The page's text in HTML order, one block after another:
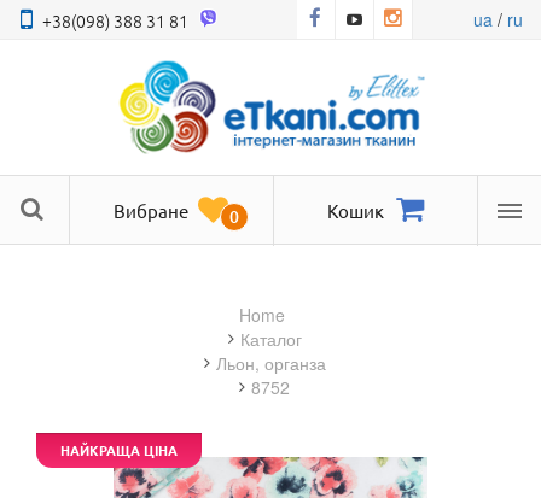
+38(098) 388 31 81 ua/ ru
Вибране 0 Кошик
Home
Каталог
льон, органза
8752
НАЙКРАЩА ЦІНА